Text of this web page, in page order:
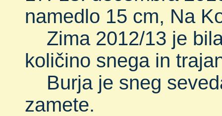
namedlo 15 cm, Na
Zima 2012/13 je
količino snega in
Burja je sneg
zamete.